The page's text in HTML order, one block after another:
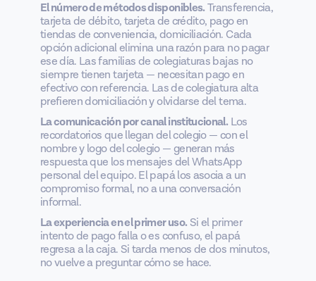
El número de métodos disponibles.Transferencia,
tarjeta de débito, tarjeta de crédito, pago en
tiendas de conveniencia, domiciliación. Cada
opción adicional elimina una razón para no pagar
ese día. Las familias de colegiaturas bajas no
siempre tienen tarjeta — necesitan pago en
efectivo con referencia. Las de colegiatura alta
prefieren domiciliación y olvidarse del tema.
La comunicación por canal institucional.Los
recordatorios que llegan del colegio — con el
nombre y logo del colegio — generan más
respuesta que los mensajes del WhatsApp
personal del equipo. El papá los asocia a un
compromiso formal, no a una conversación
informal.
La experiencia en el primer uso.Si el primer
intento de pago falla o es confuso, el papá
regresa a la caja. Si tarda menos de dos minutos,
no vuelve a preguntar cómo se hace.